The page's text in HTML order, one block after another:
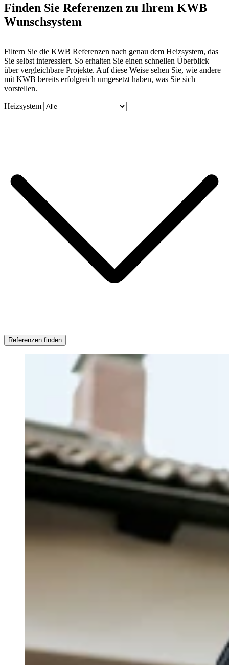
Finden Sie Referenzen zu Ihrem KWB
Wunschsystem
Filtern Sie die KWB Referenzen nach genau dem Heizsystem, das
Sie selbst interessiert. So erhalten Sie einen schnellen Überblick
über vergleichbare Projekte. Auf diese Weise sehen Sie, wie andere
mit KWB bereits erfolgreich umgesetzt haben, was Sie sich
vorstellen.
Heizsystem
Referenzen finden